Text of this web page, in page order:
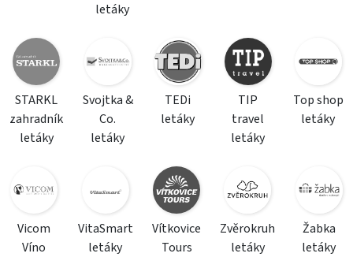
letáky
STARKL
zahradník
letáky
Svojtka &
Co.
letáky
TEDi
letáky
TIP
travel
letáky
Top shop
letáky
Vicom
Víno
VitaSmart
letáky
Vítkovice
Tours
Zvěrokruh
letáky
Žabka
letáky